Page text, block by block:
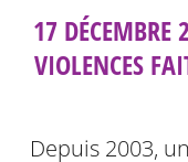
17 DÉCEMBRE
VIOLENCES
Depuis 2003,